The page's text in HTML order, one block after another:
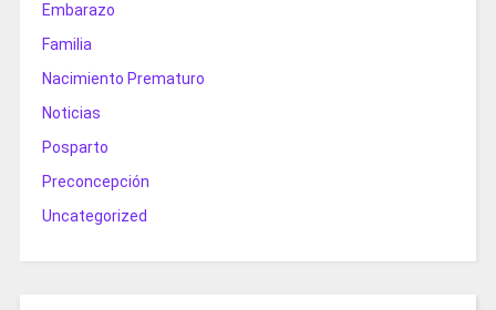
Embarazo
Familia
Nacimiento Prematuro
Noticias
Posparto
Preconcepción
Uncategorized